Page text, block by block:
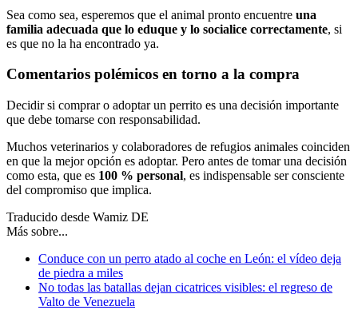
Sea como sea, esperemos que el animal pronto encuentre una
familia adecuada que lo eduque y lo socialice correctamente, si
es que no la ha encontrado ya.
Comentarios polémicos en torno a la compra
Decidir si comprar o adoptar un perrito es una decisión importante
que debe tomarse con responsabilidad.
Muchos veterinarios y colaboradores de refugios animales coinciden
en que la mejor opción es adoptar. Pero antes de tomar una decisión
como esta, que es 100 % personal, es indispensable ser consciente
del compromiso que implica.
Traducido desde Wamiz DE
Más sobre...
Conduce con un perro atado al coche en León: el vídeo deja
de piedra a miles
No todas las batallas dejan cicatrices visibles: el regreso de
Valto de Venezuela